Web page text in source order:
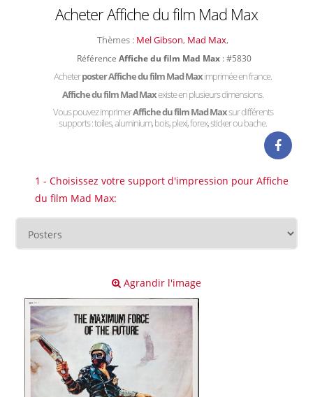
Acheter Affiche du film Mad Max
Thèmes : Mel Gibson, Mad Max,
Référence Affiche du film Mad Max : #5830
Acheterposter Affiche du film Mad Maximprimée en france.
Affiche du film Mad Maxexiste en plusieurs dimensions.
Vous pouvez imprimerAffiche du film Mad Maxsur différents
supports : toiles, aluminium, bois, plexi, forex, sticker ou bache.
1 - Choisissez votre support d'impression pour Affiche
du film Mad Max:
Agrandir l'image